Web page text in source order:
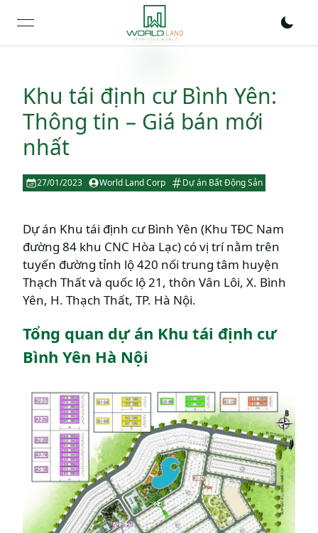
open navigation menu
Khu tái định cư Bình Yên:
Thông tin – Giá bán mới
nhất
27/01/2023 World Land Corp Dự án Bất Động Sản
Dự án Khu tái định cư Bình Yên (Khu TĐC Nam
đường 84 khu CNC Hòa Lạc) có vị trí nằm trên
tuyến đường tỉnh lộ 420 nối trung tâm huyện
Thạch Thất và quốc lộ 21, thôn Vân Lôi, X. Bình
Yên, H. Thạch Thất, TP. Hà Nội.
Tổng quan dự án Khu tái định cư
Bình Yên Hà Nội